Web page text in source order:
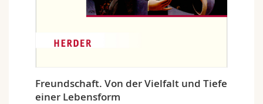
Freundschaft. Von der Vielfalt und Tiefe
einer Lebensform